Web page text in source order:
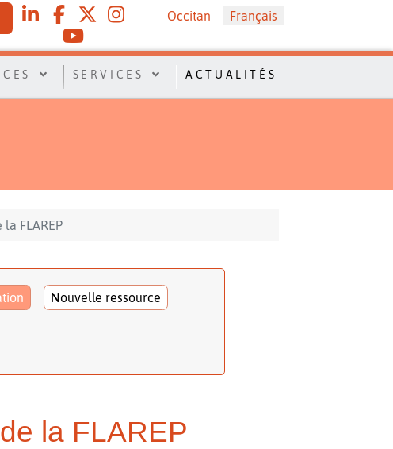
Sélectionnez votre langue
Occitan Français
SERVICES ACTUALITÉS
FLAREP
Nouvelle ressource
la FLAREP